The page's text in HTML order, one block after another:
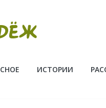
ИСТОРИИ